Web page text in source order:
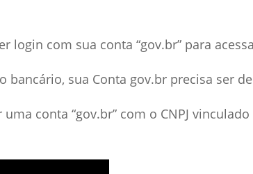
login com sua conta “gov.br” para
bancário, sua Conta gov.br precisa ser
conta “gov.br” com o CNPJ